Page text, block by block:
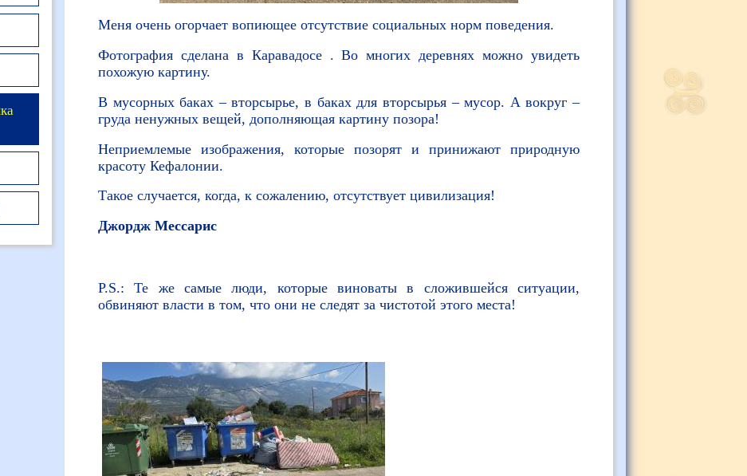
Меня очень огорчает вопиющее отсутствие социальных норм поведения.
Фотография сделана в Каравадосе . Во многих деревнях можно увидеть
похожую картину.
В мусорных баках – вторсырье, в баках для вторсырья – мусор. А вокруг –
груда ненужных вещей, дополняющая картину позора!
Неприемлемые изображения, которые позорят и принижают природную
красоту Кефалонии.
Такое случается, когда, к сожалению, отсутствует цивилизация!
Джордж Мессарис
P.S.: Те же самые люди, которые виноваты в сложившейся ситуации,
обвиняют власти в том, что они не следят за чистотой этого места!